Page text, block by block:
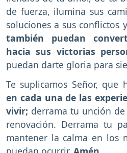
de fuerza, ilumina sus
soluciones a sus conflictos
también puedan
hacia sus victorias
puedan darte gloria para
Te suplicamos Señor, que
en cada una de las
vivir; derrama tu unción
renovación. Derrama tu
mantener la calma en los